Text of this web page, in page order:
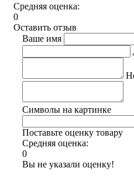
Средняя оценка:
0
Оставить отзыв
Ваше имя
Символы на картинке
Поставьте оценку товару
Средняя оценка:
0
Вы не указали оценку!